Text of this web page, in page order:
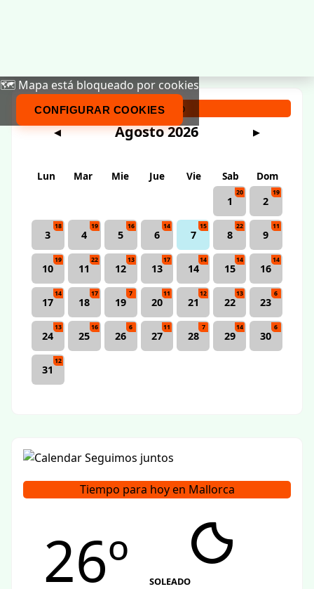
🗺️ Mapa está bloqueado por cookies
CONFIGURAR COOKIES
Calendario
◀ Agosto 2026 ▶
Lun Mar Mie Jue Vie Sab
Dom
1
20
2
19
3
18
4
19
5
16
6
14
7
15
8
22
9
11
10
19
11
22
12
13
13
17
14
14
15
14
16
14
17
14
18
17
19
7
20
11
21
12
22
13
23
6
24
13
25
16
26
6
27
11
28
7
29
14
30
6
31
12
Tiempo para hoy en Mallorca
26º SOLEADO